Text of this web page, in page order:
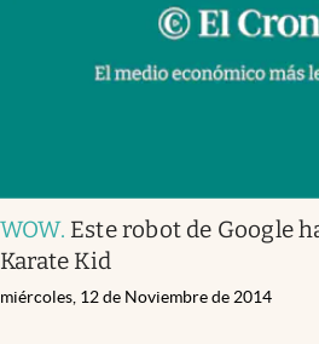
WOW. Este robot de Google
Karate Kid
miércoles, 12 de Noviembre de 2014